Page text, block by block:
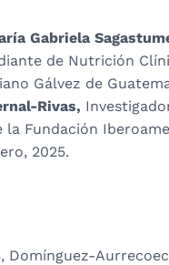
Gabriela
de Nutrición
Gálvez de
Rivas,
la Fundación
2025.
Domínguez-